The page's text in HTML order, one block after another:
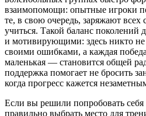
взаимопомощи: опытные игроки
те, в свою очередь, заряжают
учиться. Такой баланс поколений
и мотивирующими: здесь никто не
своими ошибками, а каждая
маленькая — становится общей
поддержка помогает не бросить
когда прогресс кажется
Если вы решили попробовать
правильно выбрать место для